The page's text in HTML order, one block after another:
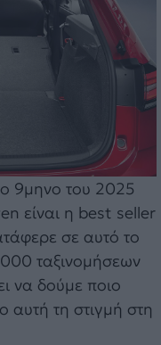
9μηνο του 2025
είναι η best seller
σε αυτό το
ταξινομήσεων
να δούμε ποιο
αυτή τη στιγμή στη